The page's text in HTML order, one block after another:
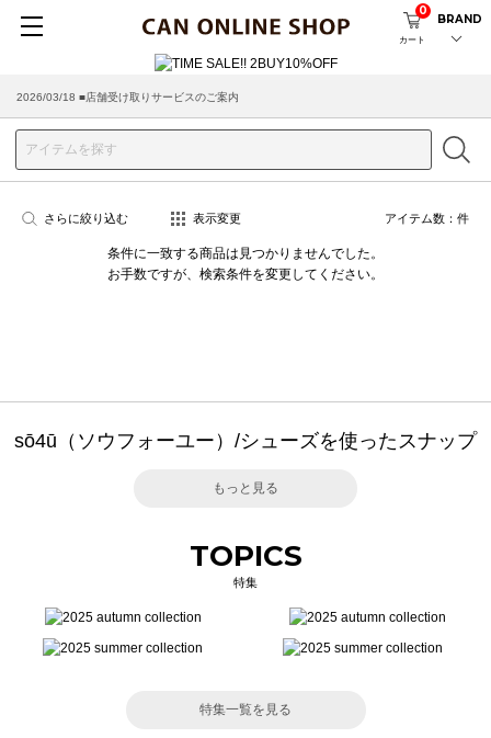
カート
0
BRAND
2026/03/18 ■店舗受け取りサービスのご案内
さらに絞り込む 表示変更 アイテム数： 件
条件に一致する商品は見つかりませんでした。
お手数ですが、検索条件を変更してください。
sō4ū（ソウフォーユー）/シューズを使ったスナップ
もっと見る
TOPICS
特集
特集一覧を見る